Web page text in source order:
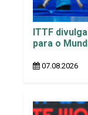
ITTF
para o
07.08.2026